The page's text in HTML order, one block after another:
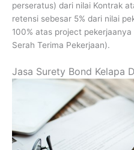
perseratus) dari nilai Kontrak
retensi sebesar 5% dari nilai
100% atas project
Serah Terima Pekerjaan).
Jasa Surety Bond Kelapa